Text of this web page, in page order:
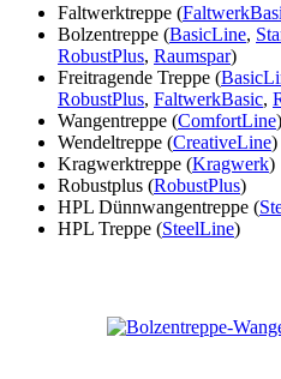
Faltwerktreppe (
Bolzentreppe (BasicLine,
RobustPlus, Raumspar)
Freitragende Treppe (
RobustPlus, FaltwerkBasic,
Wangentreppe (ComfortLine)
Wendeltreppe (CreativeLine)
Kragwerktreppe (Kragwerk)
Robustplus (RobustPlus)
HPL Dünnwangentreppe (
HPL Treppe (SteelLine)